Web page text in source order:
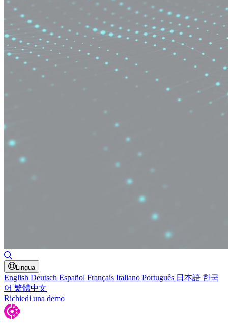
Lingua
English Deutsch Español Français Italiano Português 日本語 한국
어 繁體中文
Richiedi una demo